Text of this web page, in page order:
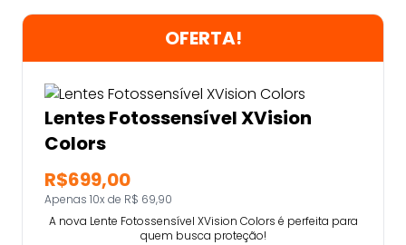
OFERTA!
Lentes Fotossensível XVision
Colors
R$699,00
Apenas 10x de R$ 69,90
A nova Lente Fotossensível XVision Colors é perfeita para
quem busca proteção!